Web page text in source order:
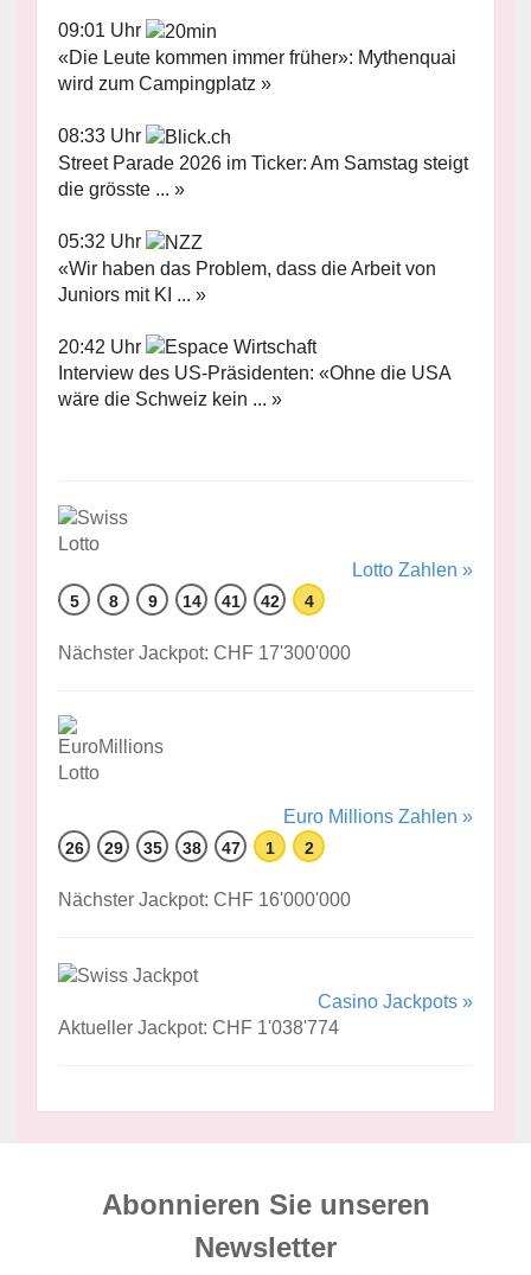
09:01 Uhr
«Die Leute kommen immer früher»: Mythenquai
wird zum Campingplatz »
08:33 Uhr
Street Parade 2026 im Ticker: Am Samstag steigt
die grösste ... »
05:32 Uhr
«Wir haben das Problem, dass die Arbeit von
Juniors mit KI ... »
20:42 Uhr
Interview des US-Präsidenten: «Ohne die USA
wäre die Schweiz kein ... »
Lotto Zahlen »
5 8 9 14 41 42 4
Nächster Jackpot: CHF 17'300'000
Euro Millions Zahlen »
26 29 35 38 47 1 2
Nächster Jackpot: CHF 16'000'000
Casino Jackpots »
Aktueller Jackpot: CHF 1'038'774
Abonnieren Sie unseren
News­letter